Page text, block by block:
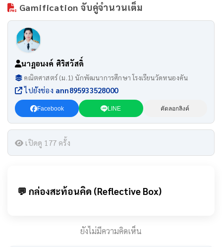
Gamification จับคู่จำนวนเต็ม
นาฏอนงค์ ศิริสวัสดิ์
คณิตศาสตร์ (ม.1) นักพัฒนาการศึกษา โรงเรียนวัดหนองคัน
ไปยังช่อง ann895933528000
Facebook LINE คัดลอกลิงค์
เปิดดู 177 ครั้ง
💬 กล่องสะท้อนคิด (Reflective Box)
ยังไม่มีความคิดเห็น